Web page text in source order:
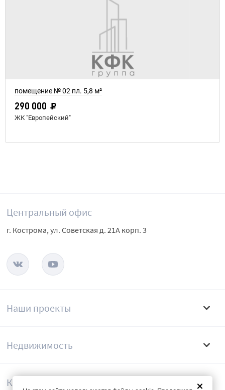
помещение № 02 пл. 5,8 м²
290 000
ЖК "Европейский"
Наши проекты
Недвижимость
Компания
Центральный офис
г. Кострома, ул. Советская д. 21А корп. 3